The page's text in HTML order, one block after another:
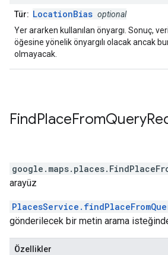
Tür: LocationBias optional
Yer ararken kullanılan önyargı. Sonuç,
öğesine yönelik önyargılı olacak ancak
olmayacak.
FindPlaceFromQuery
google.maps.places.
arayüz
gönderilecek bir metin arama
Özellikler